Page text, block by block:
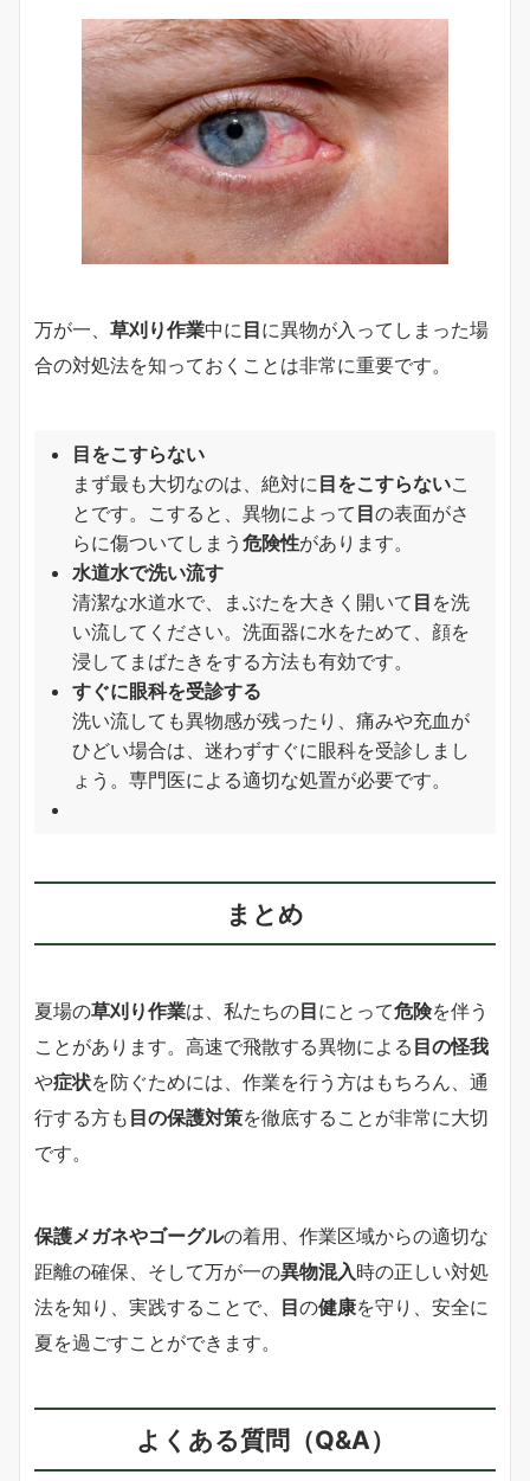
万が一、 草刈り作業中に 目に異物が入ってしまった場
合の対処法を知っておくことは非常に重要です。
目をこすらない
まず最も大切なのは、絶対に 目をこすらないこ
とです。こすると、異物によって 目の表面がさ
らに傷ついてしまう 危険性があります。
水道水で洗い流す
清潔な水道水で、まぶたを大きく開いて 目 を洗
い流してください。洗面器に水をためて、顔を
浸してまばたきをする方法も有効です。
すぐに眼科を受診する
洗い流しても異物感が残ったり、痛みや充血が
ひどい場合は、迷わずすぐに眼科を受診しまし
ょう。専門医による適切な処置が必要です。
まとめ
夏場の草刈り作業は、私たちの目にとって危険を伴う
ことがあります。高速で飛散する異物による 目の怪我
や症状を防ぐためには、作業を行う方はもちろん、通
行する方も 目の保護対策を徹底することが非常に大切
です。
保護メガネやゴーグルの着用、作業区域からの適切な
距離の確保、そして万が一の異物混入時の正しい対処
法を知り、実践することで、 目の健康を守り、安全に
夏を過ごすことができます。
よくある質問（Q&A）